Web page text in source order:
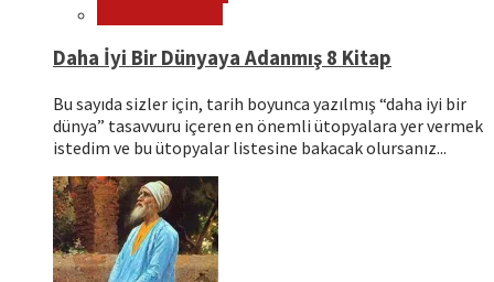
Daha İyi Bir Dünyaya Adanmış 8 Kitap
Bu sayıda sizler için, tarih boyunca yazılmış “daha iyi bir
dünya” tasavvuru içeren en önemli ütopyalara yer vermek
istedim ve bu ütopyalar listesine bakacak olursanız...